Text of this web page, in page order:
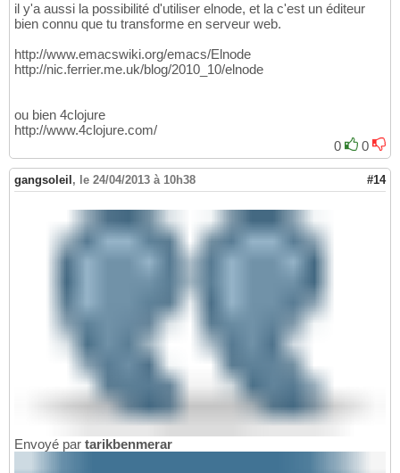
il y'a aussi la possibilité d'utiliser elnode, et la c'est un éditeur
bien connu que tu transforme en serveur web.
http://www.emacswiki.org/emacs/Elnode
http://nic.ferrier.me.uk/blog/2010_10/elnode
ou bien 4clojure
http://www.4clojure.com/
0
0
gangsoleil , le 24/04/2013 à 10h38 #14
Envoyé par tarikbenmerar